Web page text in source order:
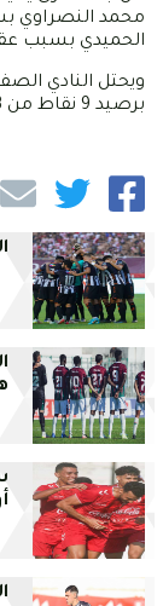
محمد النصراوي
الحميدي بسبب
ويحتل النادي
برصيد 9 نقاط من 3 انتصارات وهزيمتين.